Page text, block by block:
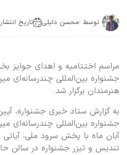
توسط :محسن دلیلی تاریخ انتشار : 19 آبان
مراسم اختتامیه و اهدای جوایز
جشنواره بین‌المللی چندرسانه‌ای
هنرمندان برگزار شد.
به گزارش ستاد خبری جشنواره،
آبان ماه با پخش سرود ملی، آیاتی
تندیس و تیزر جشنواره در سالن